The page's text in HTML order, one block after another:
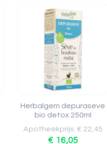
Herbalgem depuraseve
bio detox 250ml
Apotheekprijs: € 22,45
€ 16,05